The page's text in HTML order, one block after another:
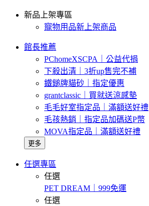
新品上架專區
寵物用品新上架商品
館長推薦
PChomeXSCPA｜公益代捐
下殺出清｜3折up售完不補
鐵鎚牌貓砂｜指定優惠
grantclassic｜買就送涼感墊
毛毛好室指定品｜滿額送好禮
毛孩熱銷｜指定品加碼送P幣
MOVA指定品｜滿額送好禮
更多
任選專區
任選
PET DREAM｜999免運
任選